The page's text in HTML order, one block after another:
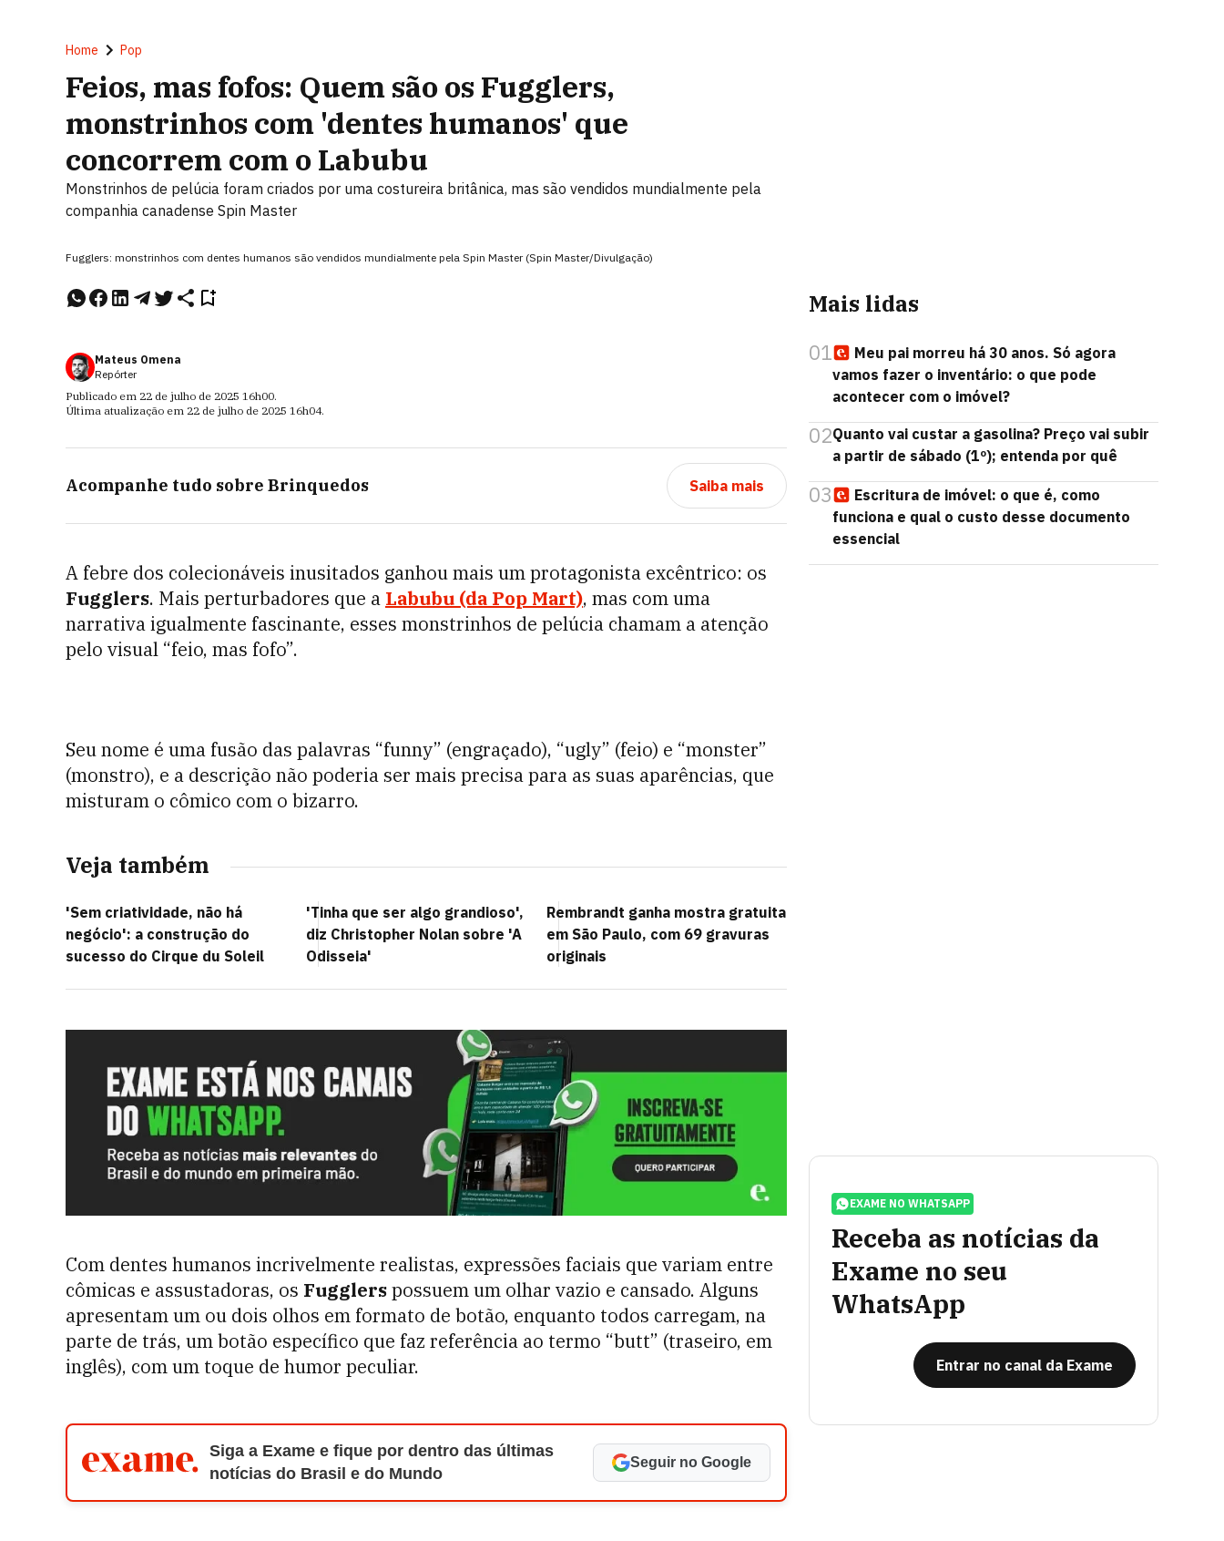
Home Pop
Feios, mas fofos: Quem são os Fugglers,
monstrinhos com 'dentes humanos' que
concorrem com o Labubu
Monstrinhos de pelúcia foram criados por uma costureira britânica, mas são vendidos mundialmente pela
companhia canadense Spin Master
Fugglers: monstrinhos com dentes humanos são vendidos mundialmente pela Spin Master (Spin Master/Divulgação)
Mateus Omena
Repórter
Publicado em 22 de julho de 2025 16h00.
Última atualização em 22 de julho de 2025 16h04.
Acompanhe tudo sobre Brinquedos Saiba mais
A febre dos colecionáveis inusitados ganhou mais um protagonista excêntrico: os
Fugglers. Mais perturbadores que a Labubu (da Pop Mart), mas com uma
narrativa igualmente fascinante, esses monstrinhos de pelúcia chamam a atenção
pelo visual “feio, mas fofo”.
Seu nome é uma fusão das palavras “funny” (engraçado), “ugly” (feio) e “monster”
(monstro), e a descrição não poderia ser mais precisa para as suas aparências, que
misturam o cômico com o bizarro.
Veja também
'Sem criatividade, não há
negócio': a construção do
sucesso do Cirque du Soleil
'Tinha que ser algo grandioso',
diz Christopher Nolan sobre 'A
Odisseia'
Rembrandt ganha mostra gratuita
em São Paulo, com 69 gravuras
originais
Com dentes humanos incrivelmente realistas, expressões faciais que variam entre
cômicas e assustadoras, os Fugglerspossuem um olhar vazio e cansado. Alguns
apresentam um ou dois olhos em formato de botão, enquanto todos carregam, na
parte de trás, um botão específico que faz referência ao termo “butt” (traseiro, em
inglês), com um toque de humor peculiar.
Siga a Exame e fique por dentro das últimas
notícias do Brasil e do Mundo
Seguir no Google
Mais lidas
01
Meu pai morreu há 30 anos. Só agora
vamos fazer o inventário: o que pode
acontecer com o imóvel?
02Quanto vai custar a gasolina? Preço vai subir
a partir de sábado (1º); entenda por quê
03
Escritura de imóvel: o que é, como
funciona e qual o custo desse documento
essencial
EXAME NO WHATSAPP
Receba as notícias da
Exame no seu
WhatsApp
Entrar no canal da Exame